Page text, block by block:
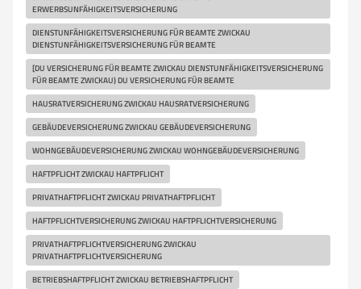
ERWERBSUNFÄHIGKEITSVERSICHERUNG
DIENSTUNFÄHIGKEITSVERSICHERUNG FÜR BEAMTE ZWICKAU
DIENSTUNFÄHIGKEITSVERSICHERUNG FÜR BEAMTE
[DU VERSICHERUNG FÜR BEAMTE ZWICKAU DIENSTUNFÄHIGKEITSVERSICHERUNG
FÜR BEAMTE ZWICKAU) DU VERSICHERUNG FÜR BEAMTE
HAUSRATVERSICHERUNG ZWICKAU HAUSRATVERSICHERUNG
GEBÄUDEVERSICHERUNG ZWICKAU GEBÄUDEVERSICHERUNG
WOHNGEBÄUDEVERSICHERUNG ZWICKAU WOHNGEBÄUDEVERSICHERUNG
HAFTPFLICHT ZWICKAU HAFTPFLICHT
PRIVATHAFTPFLICHT ZWICKAU PRIVATHAFTPFLICHT
HAFTPFLICHTVERSICHERUNG ZWICKAU HAFTPFLICHTVERSICHERUNG
PRIVATHAFTPFLICHTVERSICHERUNG ZWICKAU
PRIVATHAFTPFLICHTVERSICHERUNG
BETRIEBSHAFTPFLICHT ZWICKAU BETRIEBSHAFTPFLICHT